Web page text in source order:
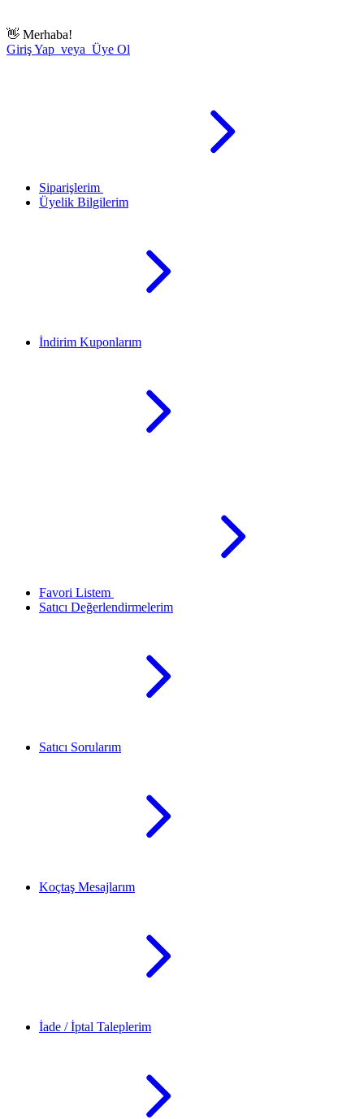
👋 Merhaba!
Giriş Yap veya Üye Ol
Siparişlerim
Üyelik Bilgilerim
İndirim Kuponlarım
Favori Listem
Satıcı Değerlendirmelerim
Satıcı Sorularım
Koçtaş Mesajlarım
İade / İptal Taleplerim